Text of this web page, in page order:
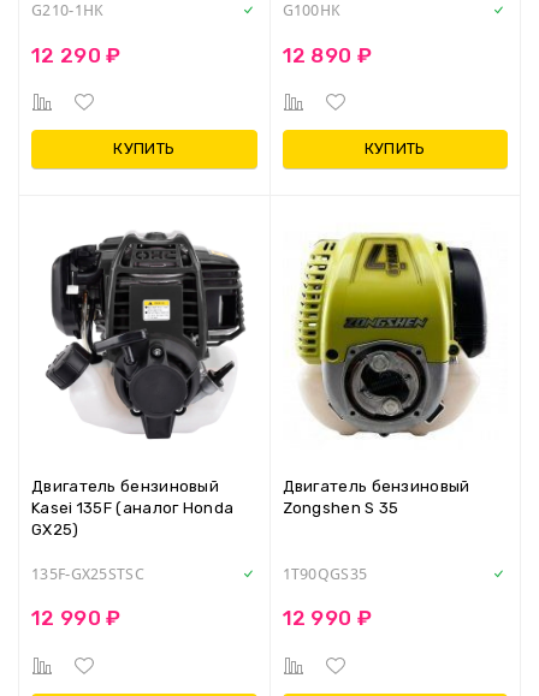
G210-1HK
12 290 ₽
КУПИТЬ
G100HK
12 890 ₽
КУПИТЬ
Двигатель бензиновый
Kasei 135F (аналог Honda
GX25)
135F-GX25STSC
12 990 ₽
Двигатель бензиновый
Zongshen S 35
1T90QGS35
12 990 ₽